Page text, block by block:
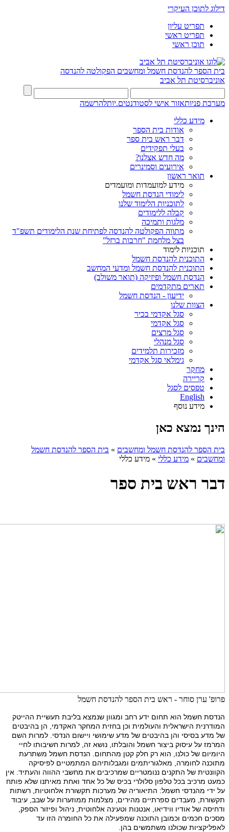
דילוג לתוכן העיקרי
תפריט עליון
תפריט ראשי
תוכן ראשי
בית הספר להנדסת חשמל ומחשבים הפקולטה להנדסה
אוניברסיטת תל אביב
מערכת פניותאזור אישי לסטודנטים.יותלהרשמה
מידע כללי
אודות בית הספר
דבר ראש בית ספר
בעלי תפקידים
מה חדש אצלנו?
אירועים וסמינרים
תואר ראשון
מידע למועמדות ומועמדים
לימודי הנדסת חשמל
לתוכניות הלימוד שלנו
קבלה ללימודים
מלגות ותמיכה
מתווה הפקולטה להנדסה לפתיחת שנת הלימודים תשפ"ד
בצל מלחמת "חרבות ברזל"
תוכניות לימוד
התוכנית להנדסת חשמל
התוכנית להנדסת חשמל ומדעי המחשב
הנדסת חשמל ופיזיקה (תואר משולב)
תארים מתקדמים
ידיעון - הנדסת חשמל
הצוות שלנו
סגל אקדמי בכיר
סגל אקדמי
סגל מרצים
סגל מנהלי
מזכירות תלמידים
גימלאי סגל אקדמי
מחקר
קריירה
טפסים לסגל
English
מידע נוסף
הינך נמצא כאן
בית הספר להנדסת חשמל ומחשבים » בית הספר להנדסת חשמל
ומחשבים » מידע כללי » מידע כללי
דבר ראש בית ספר
פרופ' ערן סוחר - ראש בית הספר להנדסת חשמל
הנדסת חשמל הוא תחום ידע רחב ומגוון שנמצא בליבת תעשיית ההייטק
המודרנית הישראלית והעולמית וכן בחזית המחקר האקדמי, הן בהיבטים
של מדע בסיסי והן בהיבטים של מדע שימושי ויישום הנדסי. למרות השם
המרמז על עיסוק ביצור חשמל והובלתו, נושא זה, למרות חשיבותו לחיי
היומיום של כולנו, הוא רק חלק קטן מהתחום. הנדסת חשמל משתרעת
מתוכנה לחומרה, מאלגוריתמים ומגבלותיהם המתמטיים לפיסיקה
הקוונטית של התקנים ננומטריים שמרכיבים את מחשבי ההווה והעתיד. אין
כמעט מרכיב בכל טלפון סלולרי בכיס של כל אחד ואחת מאיתנו שלא פותח
על ידי מהנדסי חשמל: התיאוריה של מערכות תקשורת אלחוטיות, רשתות
תקשורת, מעבדים ספרתיים מהירים, מצלמות ממוזערות על שבב, עיבוד
ודחיסה של אודיו ווידיאו, אנטנות וטעינה אלחוטית, ניהול ופיזור הספק,
מסכים חכמים וכמובן התוכנה שמפעילה את כל החומרה הזו עד
לאפליקציות שכולנו משתמשים בהן.